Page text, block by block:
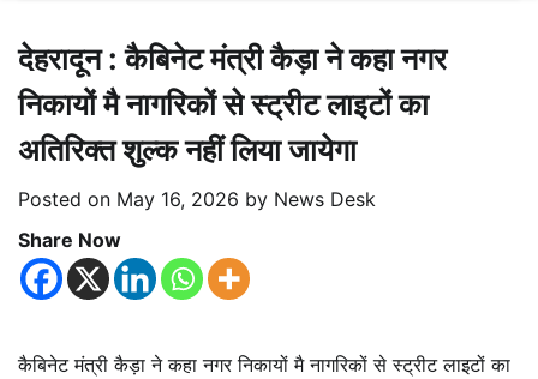
देहरादून : कैबिनेट मंत्री कैड़ा ने कहा नगर
निकायों मै नागरिकों से स्ट्रीट लाइटों का
अतिरिक्त शुल्क नहीं लिया जायेगा
Posted on May 16, 2026 by News Desk
Share Now
कैबिनेट मंत्री कैड़ा ने कहा नगर निकायों मै नागरिकों से स्ट्रीट लाइटों का